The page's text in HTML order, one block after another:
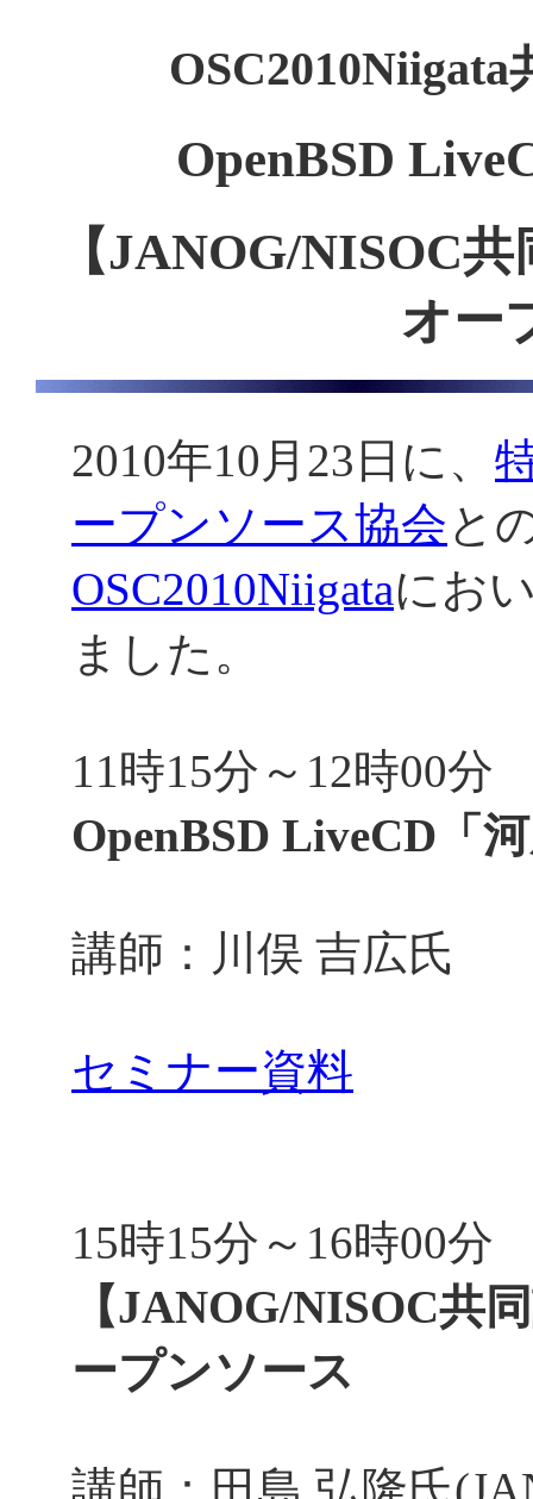
OpenBSD
【JANOG/NISOC
オー
2010年10月23日に、
ープンソース協会と
OSC2010Niigataにお
ました。
11時15分～12時00分
OpenBSD LiveCD「
講師：川俣 吉広氏
セミナー資料
15時15分～16時00分
【JANOG/NISOC共
ープンソース
講師：田島 弘隆氏